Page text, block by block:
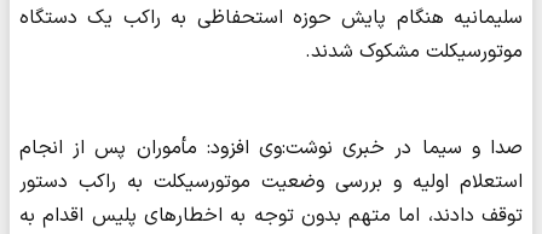
سلیمانیه هنگام پایش حوزه استحفاظی به راکب یک دستگاه
موتورسیکلت مشکوک شدند.
صدا و سیما در خبری نوشت:وی افزود: مأموران پس از انجام
استعلام اولیه و بررسی وضعیت موتورسیکلت به راکب دستور
توقف دادند، اما متهم بدون توجه به اخطارهای پلیس اقدام به